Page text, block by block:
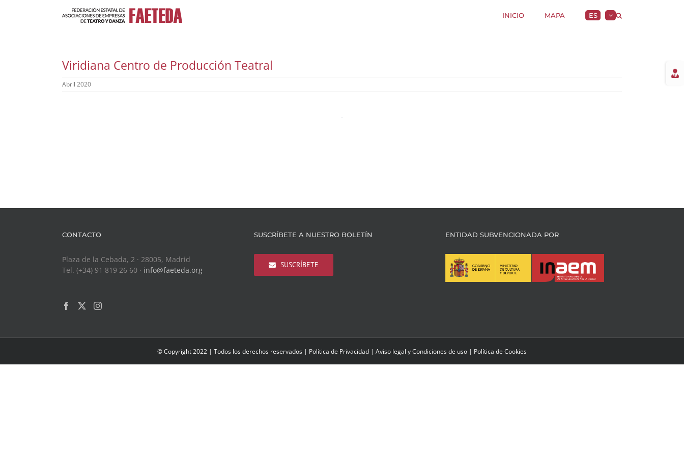
INICIO MAPA ES
Viridiana Centro de Producción Teatral
Abril 2020
CONTACTO
Plaza de la Cebada, 2 · 28005, Madrid
Tel. (+34) 91 819 26 60 · info@faeteda.org
SUSCRÍBETE A NUESTRO BOLETÍN
SUSCRÍBETE
ENTIDAD SUBVENCIONADA POR
© Copyright 2022 | Todos los derechos reservados | Política de Privacidad | Aviso legal y Condiciones de uso | Política de Cookies